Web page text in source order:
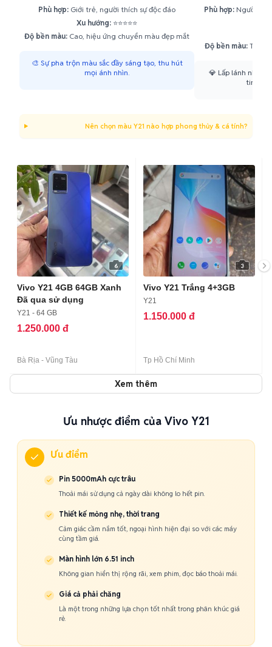
Phù hợp: Giới trẻ, người thích sự độc đáo
Xu hướng: ⭐⭐⭐⭐⭐
Độ bền màu: Cao, hiệu ứng chuyển màu đẹp mắt
🎨 Sự pha trộn màu sắc đầy sáng tạo, thu hút
mọi ánh nhìn.
Phù hợp:Người yêu
Độ bền màu:Tốt,
💎 Lấp lánh như
tinh
Nên chọn màu Y21 nào hợp phong thủy & cá tính?
6
Vivo Y21 4GB 64GB Xanh
Đã qua sử dụng
Y21 - 64 GB
1.250.000 đ
Bà Rịa - Vũng Tàu
3
Vivo Y21 Trắng 4+3GB
Y21
1.150.000 đ
Tp Hồ Chí Minh
Xem thêm
Ưu nhược điểm của Vivo Y21
Ưu điểm
Pin 5000mAh cực trâu
Thoải mái sử dụng cả ngày dài không lo hết pin.
Thiết kế mỏng nhẹ, thời trang
Cảm giác cầm nắm tốt, ngoại hình hiện đại so với các máy
cùng tầm giá.
Màn hình lớn 6.51 inch
Không gian hiển thị rộng rãi, xem phim, đọc báo thoải mái.
Giá cả phải chăng
Là một trong những lựa chọn tốt nhất trong phân khúc giá
rẻ.